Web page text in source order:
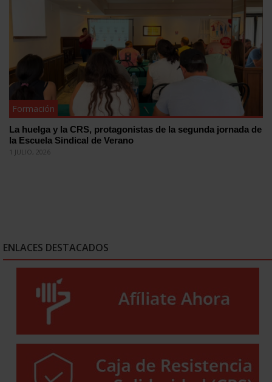
Formación
La huelga y la CRS, protagonistas de la segunda jornada de
la Escuela Sindical de Verano
1 JULIO, 2026
ENLACES DESTACADOS